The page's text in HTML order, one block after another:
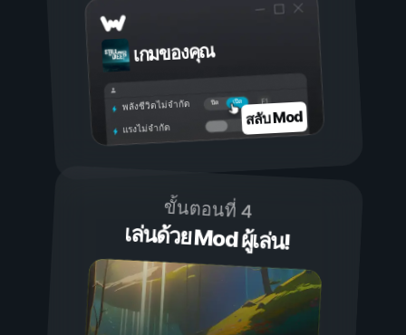
เกมของคุณ
เปิด
ปิด
พลังชีวิตไม่จำกัด
แรงไม่จำกัด สลับ Mod
ขั้นตอนที่ 4
เล่นด้วย Mod ผู้เล่น!